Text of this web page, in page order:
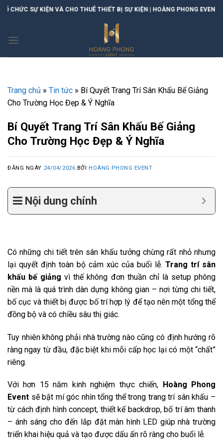
SkipVÀ CHO THUÊ THIẾT BỊ SỰ KIỆN | HOÀNG PHONG EVENT
Trang chủ » Tin tức » Bí Quyết Trang Trí Sân Khấu Bế Giảng
Cho Trường Học Đẹp & Ý Nghĩa
Bí Quyết Trang Trí Sân Khấu Bế Giảng
Cho Trường Học Đẹp & Ý Nghĩa
ĐĂNG NGÀY 24/04/2026 BỞI HOÀNG PHONG EVENT
Nội dung chính
Có những chi tiết trên sân khấu tưởng chừng rất nhỏ nhưng
lại quyết định toàn bộ cảm xúc của buổi lễ. Trang trí sân
khấu bế giảng vì thế không đơn thuần chỉ là setup phông
nền mà là quá trình dàn dựng không gian – nơi từng chi tiết,
bố cục và thiết bị được bố trí hợp lý để tạo nên một tổng thể
đồng bộ và có chiều sâu thị giác.
Tuy nhiên không phải nhà trường nào cũng có định hướng rõ
ràng ngay từ đầu, đặc biệt khi mỗi cấp học lại có một “chất”
riêng.
Với hơn 15 năm kinh nghiệm thực chiến,
Hoàng Phong
Event sẽ bật mí góc nhìn tổng thể trong trang trí sân khấu –
từ cách định hình concept, thiết kế backdrop, bố trí âm thanh
– ánh sáng cho đến lắp đặt màn hình LED giúp nhà trường
triển khai hiệu quả và tạo được dấu ấn rõ ràng cho buổi lễ.